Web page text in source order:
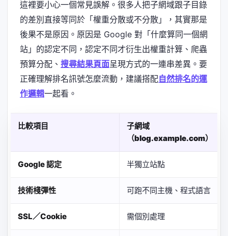
這裡要小心一個常見誤解。很多人把子網域跟子目錄
的差別直接等同於「權重分散或不分散」，其實那是
後果不是原因。原因是 Google 對「什麼算同一個網
站」的認定不同，認定不同才衍生出權重計算、爬蟲
預算分配、 搜尋結果頁面呈現方式的一連串差異。要
正確理解排名訊號怎麼流動，建議搭配自然排名的運
作邏輯一起看。
比較項目
子網域
（blog.example.com）
Google 認定 半獨立站點
技術棧彈性 可跑不同主機、程式語言
SSL／Cookie 需個別處理